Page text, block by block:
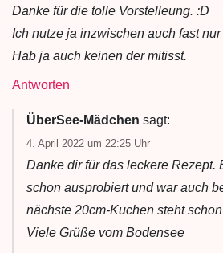
Danke für die tolle Vorstelleung. :D
Ich nutze ja inzwischen auch fast
Hab ja auch keinen der mitisst.
Antworten
ÜberSee-Mädchen sagt:
4. April 2022 um 22:25 Uhr
Danke dir für das leckere Rezept.
schon ausprobiert und war auch
nächste 20cm-Kuchen steht
Viele Grüße vom Bodensee